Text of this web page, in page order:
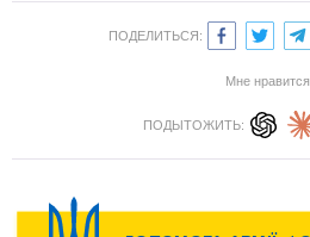
ПОДЕЛИТЬСЯ:
Мне нравится
ПОДЫТОЖИТЬ: